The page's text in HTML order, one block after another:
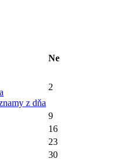
Ne
z dňa
2
9
16
23
30